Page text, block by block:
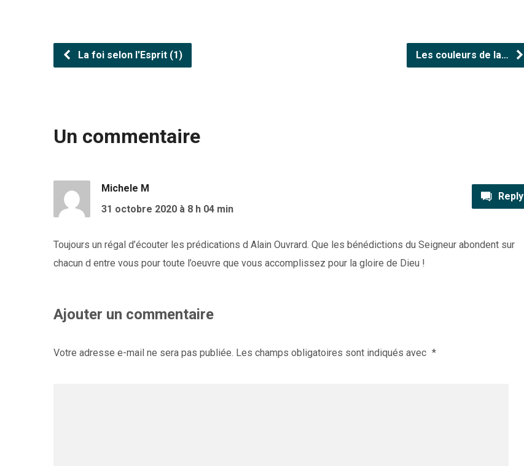
La foi selon l'Esprit (1) Les couleurs de la…
Un commentaire
Reply
Michele M
31 octobre 2020 à 8 h 04 min
Toujours un régal d’écouter les prédications d Alain Ouvrard. Que les bénédictions du Seigneur abondent sur
chacun d entre vous pour toute l’oeuvre que vous accomplissez pour la gloire de Dieu !
Ajouter un commentaire
Votre adresse e-mail ne sera pas publiée. Les champs obligatoires sont indiqués avec *